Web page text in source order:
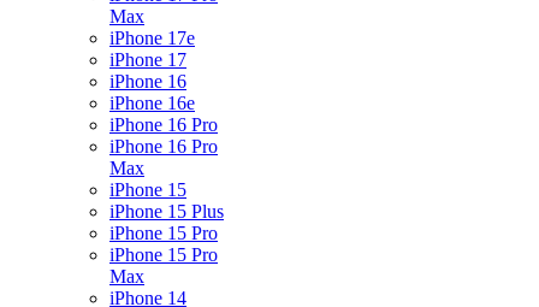
Max
iPhone 17e
iPhone 17
iPhone 16
iPhone 16e
iPhone 16 Pro
iPhone 16 Pro
Max
iPhone 15
iPhone 15 Plus
iPhone 15 Pro
iPhone 15 Pro
Max
iPhone 14